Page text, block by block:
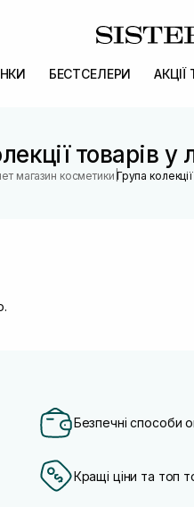
БЕСТСЕЛЕРИ
товарів у
магазин косметики |Група
Безпечні способи
Кращі ціни та топ